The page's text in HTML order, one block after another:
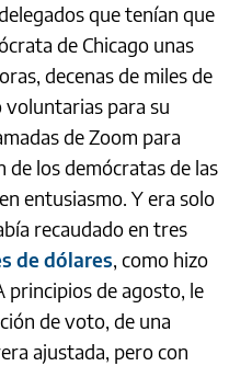
que tenían que
de Chicago unas
decenas de miles de
para su
de Zoom para
de los demócratas de las
entusiasmo. Y era solo
recaudado en tres
de dólares, como hizo
principios de agosto, le
de voto, de una
ajustada, pero con